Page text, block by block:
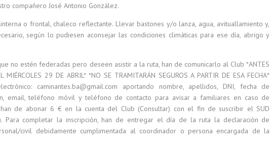
compañero José Antonio González.
o frontal, chaleco reflectante. Llevar bastones y/o lanza, agua, avituallamiento y,
según lo pudiesen aconsejar las condiciones climáticas para ese día, abrigo y
no estén federadas pero deseen asistir a la ruta, han de comunicarlo al Club *ANTES
MIÉRCOLES 29 DE ABRIL* *NO SE TRAMITARÁN SEGUROS A PARTIR DE ESA FECHA*
caminantes.ba@gmail.com aportando nombre, apellidos, DNI, fecha de
email, teléfono móvil y teléfono de contacto para avisar a familiares en caso de
han de abonar 6 € en la cuenta del Club (Consultar) con el fin de suscribir el SUD
Para completar la inscripción, han de entregar el día de la ruta la declaración de
civil debidamente cumplimentada al coordinador o persona encargada de la